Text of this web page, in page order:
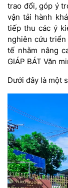
trao đổi, góp ý
vận tải hành
tiếp thu các ý
nghiên cứu
tế nhằm nâng
GIÁP BÁT Văn
Dưới đây là một